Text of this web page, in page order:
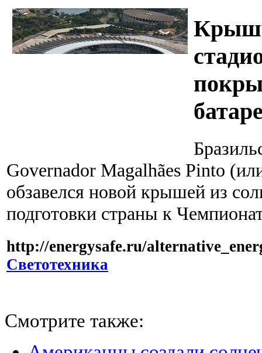
Governador Magalhães Pinto
обзавелся новой крышей из
подготовки страны к
http://energysafe.ru/
Светотехника
Смотрите также: